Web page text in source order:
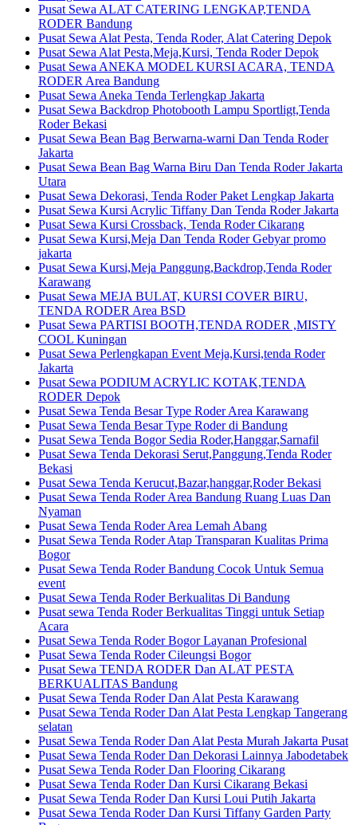
Pusat Sewa ALAT CATERING LENGKAP,TENDA
RODER Bandung
Pusat Sewa Alat Pesta, Tenda Roder, Alat Catering Depok
Pusat Sewa Alat Pesta,Meja,Kursi, Tenda Roder Depok
Pusat Sewa ANEKA MODEL KURSI ACARA, TENDA
RODER Area Bandung
Pusat Sewa Aneka Tenda Terlengkap Jakarta
Pusat Sewa Backdrop Photobooth Lampu Sportligt,Tenda
Roder Bekasi
Pusat Sewa Bean Bag Berwarna-warni Dan Tenda Roder
Jakarta
Pusat Sewa Bean Bag Warna Biru Dan Tenda Roder Jakarta
Utara
Pusat Sewa Dekorasi, Tenda Roder Paket Lengkap Jakarta
Pusat Sewa Kursi Acrylic Tiffany Dan Tenda Roder Jakarta
Pusat Sewa Kursi Crossback, Tenda Roder Cikarang
Pusat Sewa Kursi,Meja Dan Tenda Roder Gebyar promo
jakarta
Pusat Sewa Kursi,Meja Panggung,Backdrop,Tenda Roder
Karawang
Pusat Sewa MEJA BULAT, KURSI COVER BIRU,
TENDA RODER Area BSD
Pusat Sewa PARTISI BOOTH,TENDA RODER ,MISTY
COOL Kuningan
Pusat Sewa Perlengkapan Event Meja,Kursi,tenda Roder
Jakarta
Pusat Sewa PODIUM ACRYLIC KOTAK,TENDA
RODER Depok
Pusat Sewa Tenda Besar Type Roder Area Karawang
Pusat Sewa Tenda Besar Type Roder di Bandung
Pusat Sewa Tenda Bogor Sedia Roder,Hanggar,Sarnafil
Pusat Sewa Tenda Dekorasi Serut,Panggung,Tenda Roder
Bekasi
Pusat Sewa Tenda Kerucut,Bazar,hanggar,Roder Bekasi
Pusat Sewa Tenda Roder Area Bandung Ruang Luas Dan
Nyaman
Pusat Sewa Tenda Roder Area Lemah Abang
Pusat Sewa Tenda Roder Atap Transparan Kualitas Prima
Bogor
Pusat Sewa Tenda Roder Bandung Cocok Untuk Semua
event
Pusat Sewa Tenda Roder Berkualitas Di Bandung
Pusat sewa Tenda Roder Berkualitas Tinggi untuk Setiap
Acara
Pusat Sewa Tenda Roder Bogor Layanan Profesional
Pusat Sewa Tenda Roder Cileungsi Bogor
Pusat Sewa TENDA RODER Dan ALAT PESTA
BERKUALITAS Bandung
Pusat Sewa Tenda Roder Dan Alat Pesta Karawang
Pusat Sewa Tenda Roder Dan Alat Pesta Lengkap Tangerang
selatan
Pusat Sewa Tenda Roder Dan Alat Pesta Murah Jakarta Pusat
Pusat Sewa Tenda Roder Dan Dekorasi Lainnya Jabodetabek
Pusat Sewa Tenda Roder Dan Flooring Cikarang
Pusat Sewa Tenda Roder Dan Kursi Cikarang Bekasi
Pusat Sewa Tenda Roder Dan Kursi Loui Putih Jakarta
Pusat Sewa Tenda Roder Dan Kursi Tiffany Garden Party